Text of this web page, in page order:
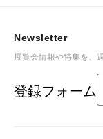
Newsletter
展覧会情報や特集を、
登録フォーム